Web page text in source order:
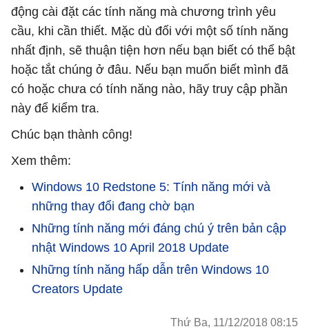
động cài đặt các tính năng mà chương trình yêu
cầu, khi cần thiết. Mặc dù đối với một số tính năng
nhất định, sẽ thuận tiện hơn nếu bạn biết có thể bật
hoặc tắt chúng ở đâu. Nếu bạn muốn biết mình đã
có hoặc chưa có tính năng nào, hãy truy cập phần
này để kiểm tra.
Chúc bạn thành công!
Xem thêm:
Windows 10 Redstone 5: Tính năng mới và
những thay đổi đang chờ bạn
Những tính năng mới đáng chú ý trên bản cập
nhật Windows 10 April 2018 Update
Những tính năng hấp dẫn trên Windows 10
Creators Update
Thứ Ba, 11/12/2018 08:15